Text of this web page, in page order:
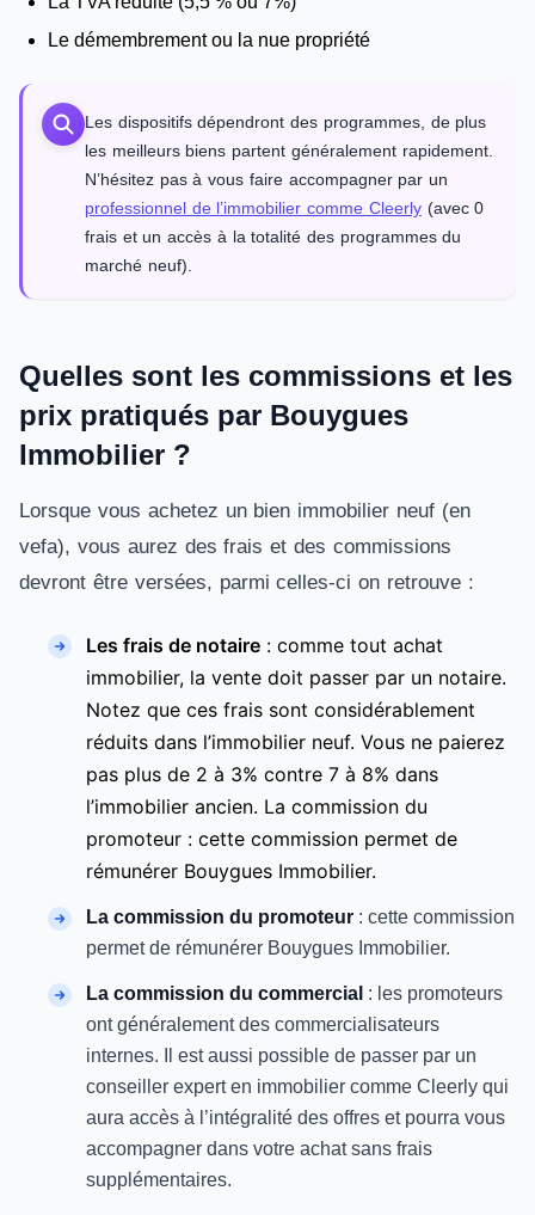
Le démembrement ou la nue propriété
Les dispositifs dépendront des programmes, de plus
les meilleurs biens partent généralement rapidement.
N’hésitez pas à vous faire accompagner par un
professionnel de l’immobilier comme Cleerly(avec 0
frais et un accès à la totalité des programmes du
marché neuf).
Quelles sont les commissions et les
prix pratiqués par Bouygues
Immobilier ?
Lorsque vous achetez un bien immobilier neuf (en
vefa), vous aurez des frais et des commissions
devront être versées, parmi celles-ci on retrouve :
Les frais de notaire : comme tout achat
immobilier, la vente doit passer par un notaire.
Notez que ces frais sont considérablement
réduits dans l’immobilier neuf. Vous ne paierez
pas plus de 2 à 3% contre 7 à 8% dans
l’immobilier ancien. La commission du
promoteur : cette commission permet de
rémunérer Bouygues Immobilier.
La commission du promoteur : cette commission
permet de rémunérer Bouygues Immobilier.
La commission du commercial : les promoteurs
ont généralement des commercialisateurs
internes. Il est aussi possible de passer par un
conseiller expert en immobilier comme Cleerly qui
aura accès à l’intégralité des offres et pourra vous
accompagner dans votre achat sans frais
supplémentaires.